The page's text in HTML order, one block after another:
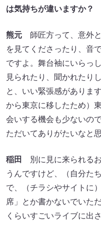
は気持ちが違いますか？
熊元 師匠方って、意外
を見てくださったり、音
ですよ。舞台袖にいらっ
見られたり、聞かれたり
と、いい緊張感がありま
から東京に移したため）
会いする機会も少ないの
ただいてありがたいなと思
稲田
別に見に来られる
うんですけど、（自分た
で、（チラシやサイトに
席」とか書かないでいた
くらいすごいライブに出